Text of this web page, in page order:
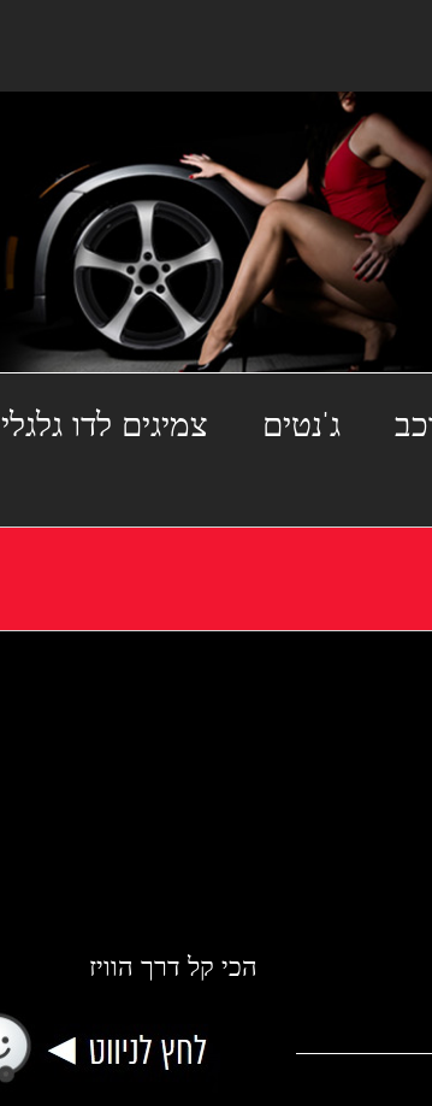
ג'נטים צמיגים לדו גלגלי
הכי קל דרך הוויז